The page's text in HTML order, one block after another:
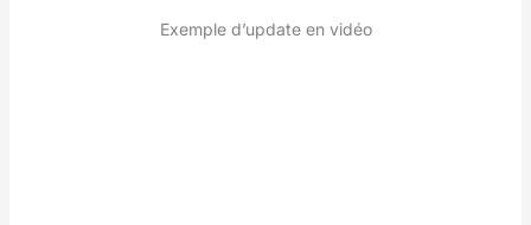
Exemple d’update en vidéo